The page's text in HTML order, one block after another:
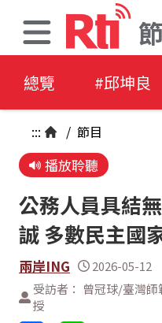
總覽 #邱坤良
::: / 節目
播放聆聽
公務人員具結
誠 多數民主國
兩岸ING
2026-05-12
受訪者： 曾冠球/臺灣
授